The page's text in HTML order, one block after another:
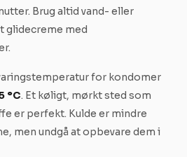
Brug altid vand- eller
glidecreme med
for kondomer
°C. Et køligt, mørkt sted som
er perfekt. Kulde er mindre
men undgå at opbevare dem i